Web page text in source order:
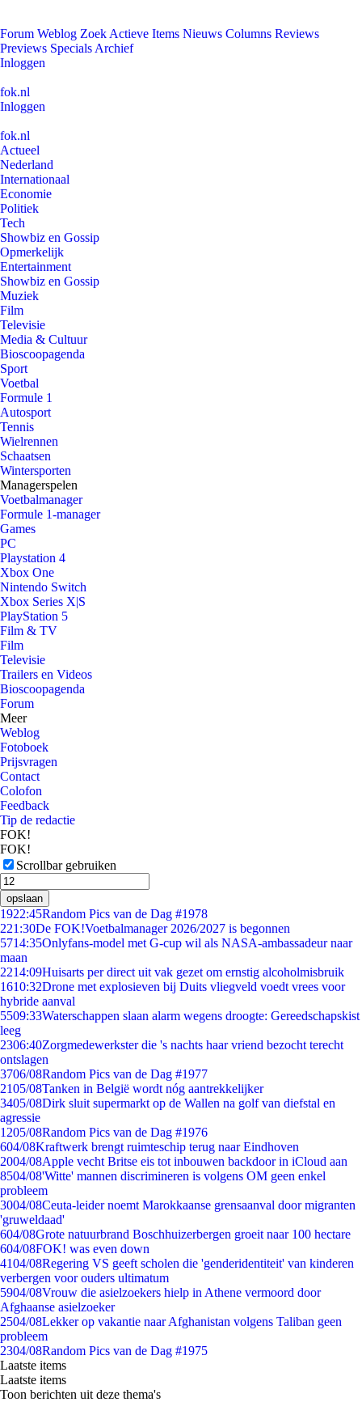
Forum Weblog Zoek Actieve Items Nieuws Columns Reviews
Previews Specials Archief
Inloggen
fok.nl
Inloggen
fok.nl
Actueel
Nederland
Internationaal
Economie
Politiek
Tech
Showbiz en Gossip
Opmerkelijk
Entertainment
Showbiz en Gossip
Muziek
Film
Televisie
Media & Cultuur
Bioscoopagenda
Sport
Voetbal
Formule 1
Autosport
Tennis
Wielrennen
Schaatsen
Wintersporten
Managerspelen
Voetbalmanager
Formule 1-manager
Games
PC
Playstation 4
Xbox One
Nintendo Switch
Xbox Series X|S
PlayStation 5
Film & TV
Film
Televisie
Trailers en Videos
Bioscoopagenda
Forum
Meer
Weblog
Fotoboek
Prijsvragen
Contact
Colofon
Feedback
Tip de redactie
FOK!
FOK!
Scrollbar gebruiken
opslaan
1922:45Random Pics van de Dag #1978
221:30De FOK!Voetbalmanager 2026/2027 is begonnen
5714:35Onlyfans-model met G-cup wil als NASA-ambassadeur naar
maan
2214:09Huisarts per direct uit vak gezet om ernstig alcoholmisbruik
1610:32Drone met explosieven bij Duits vliegveld voedt vrees voor
hybride aanval
5509:33Waterschappen slaan alarm wegens droogte: Gereedschapskist
leeg
2306:40Zorgmedewerkster die 's nachts haar vriend bezocht terecht
ontslagen
3706/08Random Pics van de Dag #1977
2105/08Tanken in België wordt nóg aantrekkelijker
3405/08Dirk sluit supermarkt op de Wallen na golf van diefstal en
agressie
1205/08Random Pics van de Dag #1976
604/08Kraftwerk brengt ruimteschip terug naar Eindhoven
2004/08Apple vecht Britse eis tot inbouwen backdoor in iCloud aan
8504/08'Witte' mannen discrimineren is volgens OM geen enkel
probleem
3004/08Ceuta-leider noemt Marokkaanse grensaanval door migranten
'gruweldaad'
604/08Grote natuurbrand Boschhuizerbergen groeit naar 100 hectare
604/08FOK! was even down
4104/08Regering VS geeft scholen die 'genderidentiteit' van kinderen
verbergen voor ouders ultimatum
5904/08Vrouw die asielzoekers hielp in Athene vermoord door
Afghaanse asielzoeker
2504/08Lekker op vakantie naar Afghanistan volgens Taliban geen
probleem
2304/08Random Pics van de Dag #1975
Laatste items
Laatste items
Toon berichten uit deze thema's